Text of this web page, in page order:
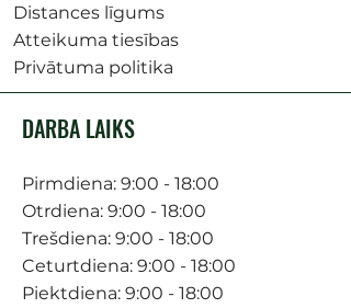
Distances līgums
Atteikuma tiesības
Privātuma politika
DARBA LAIKS
Pirmdiena: 9:00 - 18:00
Otrdiena: 9:00 - 18:00
Trešdiena: 9:00 - 18:00
Ceturtdiena: 9:00 - 18:00
Piektdiena: 9:00 - 18:00